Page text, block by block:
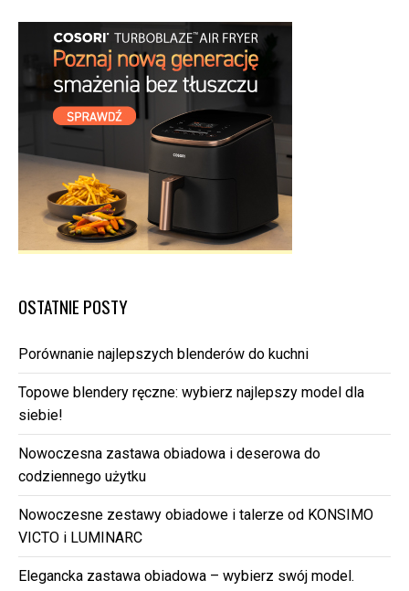
OSTATNIE POSTY
Porównanie najlepszych blenderów do kuchni
Topowe blendery ręczne: wybierz najlepszy model dla
siebie!
Nowoczesna zastawa obiadowa i deserowa do
codziennego użytku
Nowoczesne zestawy obiadowe i talerze od KONSIMO
VICTO i LUMINARC
Elegancka zastawa obiadowa – wybierz swój model.